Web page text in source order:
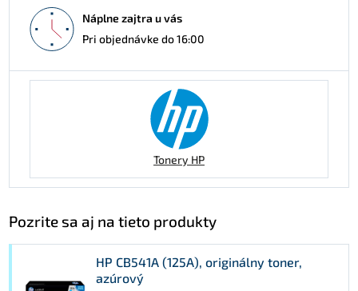
Náplne zajtra u vás
Pri objednávke do 16:00
Tonery HP
Pozrite sa aj na tieto produkty
HP CB541A (125A), originálny toner,
azúrový